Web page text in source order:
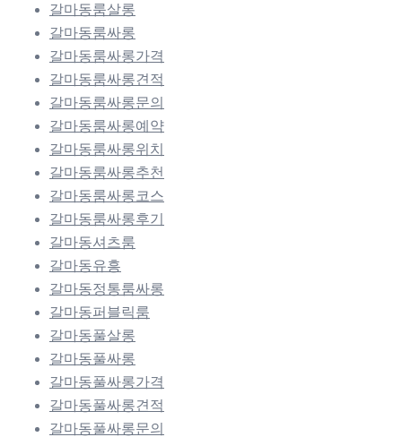
갈마동룸살롱
갈마동룸싸롱
갈마동룸싸롱가격
갈마동룸싸롱견적
갈마동룸싸롱문의
갈마동룸싸롱예약
갈마동룸싸롱위치
갈마동룸싸롱추천
갈마동룸싸롱코스
갈마동룸싸롱후기
갈마동셔츠룸
갈마동유흥
갈마동정통룸싸롱
갈마동퍼블릭룸
갈마동풀살롱
갈마동풀싸롱
갈마동풀싸롱가격
갈마동풀싸롱견적
갈마동풀싸롱문의